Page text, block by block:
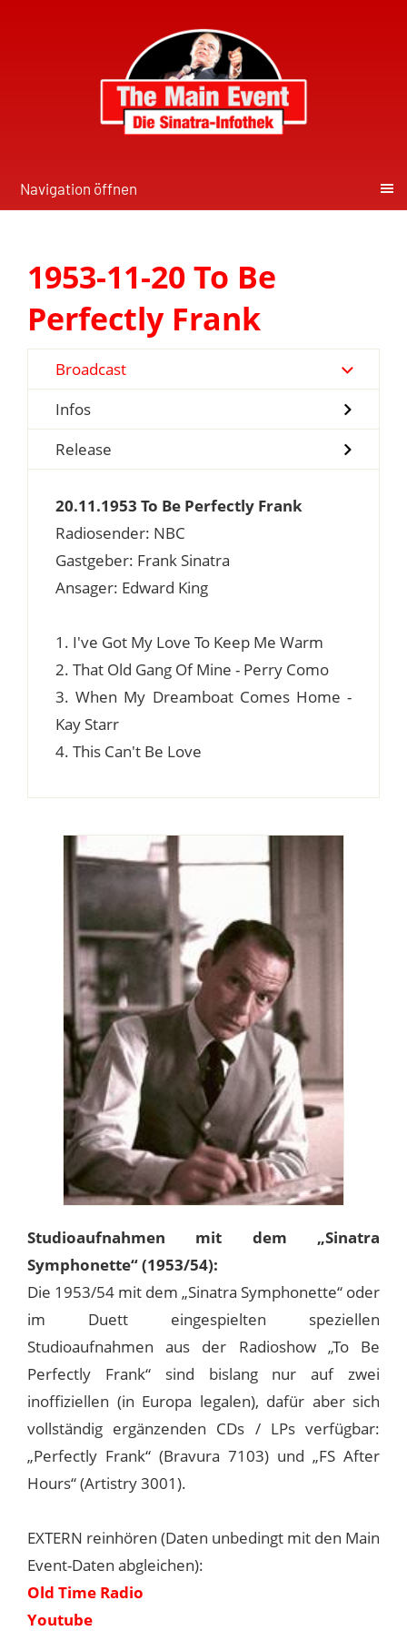
Navigation öffnen
1953-11-20 To Be
Perfectly Frank
Broadcast
Infos
Release
20.11.1953 To Be Perfectly Frank
Radiosender: NBC
Gastgeber: Frank Sinatra
Ansager: Edward King
1. I've Got My Love To Keep Me Warm
2. That Old Gang Of Mine - Perry Como
3. When My Dreamboat Comes Home -
Kay Starr
4. This Can't Be Love
Studioaufnahmen mit dem „Sinatra
Symphonette“ (1953/54):
Die 1953/54 mit dem „Sinatra Symphonette“ oder
im Duett eingespielten speziellen
Studioaufnahmen aus der Radioshow „To Be
Perfectly Frank“ sind bislang nur auf zwei
inoffiziellen (in Europa legalen), dafür aber sich
vollständig ergänzenden CDs / LPs verfügbar:
„Perfectly Frank“ (Bravura 7103) und „FS After
Hours“ (Artistry 3001).
EXTERN reinhören (Daten unbedingt mit den Main
Event-Daten abgleichen):
Old Time Radio
Youtube